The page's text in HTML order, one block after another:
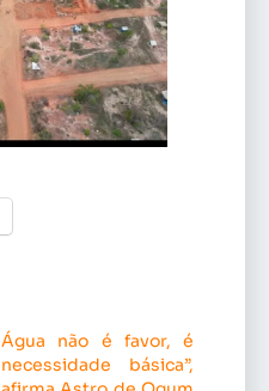
Água não é favor, é
necessidade básica”,